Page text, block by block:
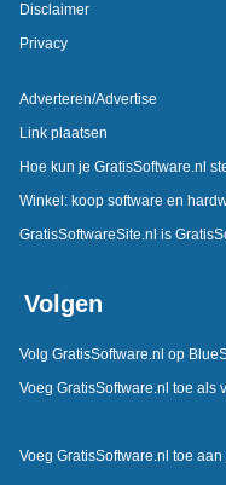
Disclaimer
Privacy
Adverteren/Advertise
Link plaatsen
Hoe kun je GratisSoftware.nl
Winkel: koop software en
GratisSoftwareSite.nl is
Volgen
Volg GratisSoftware.nl op
Voeg GratisSoftware.nl toe als
Voeg GratisSoftware.nl toe